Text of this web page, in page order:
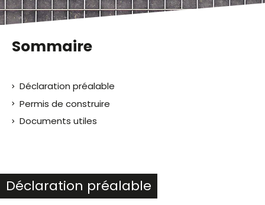
Sommaire
Déclaration préalable
Permis de construire
Documents utiles
Déclaration préalable